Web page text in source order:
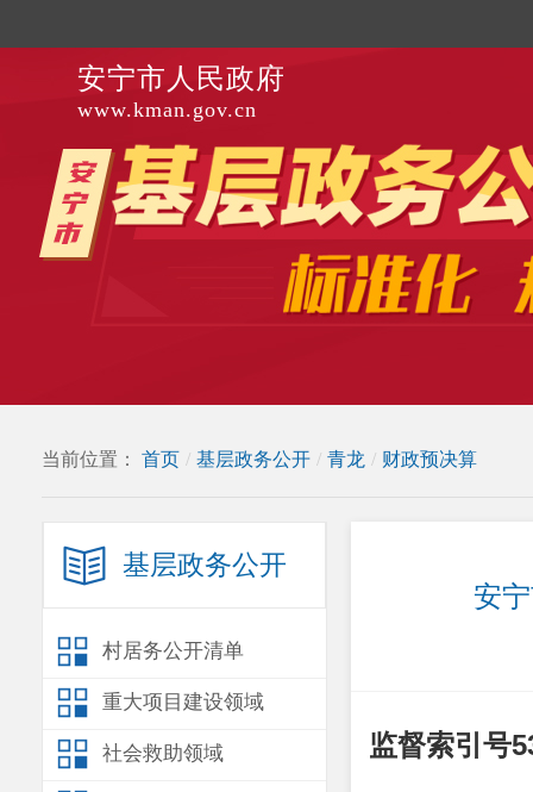
安宁市人民政府
www.kman.gov.cn
当前位置： 首页 / 基层政务公开 / 青龙 / 财政预决算
基层政务公开
村居务公开清单
重大项目建设领域
社会救助领域
安
监督索引号